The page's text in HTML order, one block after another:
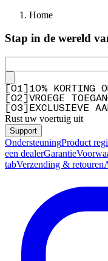
Home
Stap in de wereld
01
10% KORTING
02
VROEGE
03 EXCLUSIEVE
Rust uw voertuig uit
Support
OndersteuningProduct
een dealerGarantie
tabVerzending & retouren